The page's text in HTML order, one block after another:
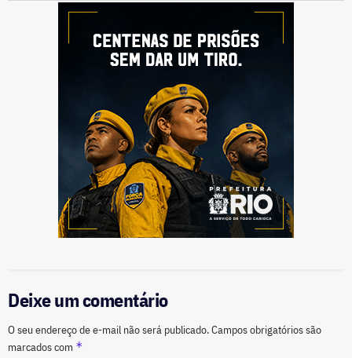
Deixe um comentário
O seu endereço de e-mail não será publicado.Campos obrigatórios são
marcados com *